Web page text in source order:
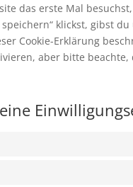
das erste Mal
klickst, gibst
Cookie-Erklärung
aber bitte